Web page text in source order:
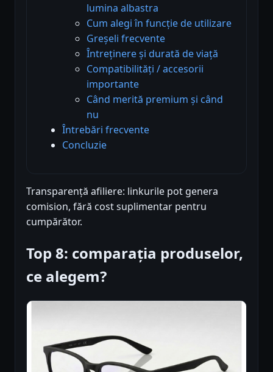
lumina albastra
Cum alegi în funcție de utilizare
Greșeli frecvente
Întreținere și durată de viață
Compatibilități / accesorii
importante
Când merită premium și când
nu
Întrebări frecvente
Concluzie
Transparență afiliere: linkurile pot genera
comision, fără cost suplimentar pentru
cumpărător.
Top 8: comparația produselor,
ce alegem?